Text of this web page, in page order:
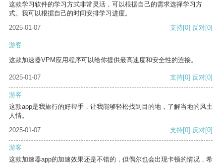
这款学习软件的学习方式非常灵活，可以根据自己的需求选择学习方
式。我可以根据自己的时间安排学习进度。
2025-01-07
支持[0] 反对[0]
游客
这款加速器VPM应用程序可以给你提供最高速度和安全性的连接。
2025-01-07 支持[0] 反对[0]
游客
这款app是我旅行的好帮手，让我能够轻松找到目的地，了解当地的风土
人情。
2025-01-07
支持[0] 反对[0]
游客
这款加速器app的加速效果还是不错的，但偶尔也会出现卡顿的情况，希